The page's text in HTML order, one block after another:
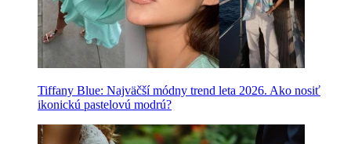
Tiffany Blue: Najväčší módny trend leta 2026. Ako nosiť
ikonickú pastelovú modrú?